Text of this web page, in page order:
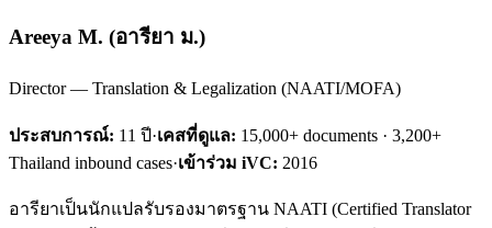
Areeya M. (อารียา ม.)
Director — Translation & Legalization (NAATI/MOFA)
ประสบการณ์: 11 ปี·เคสที่ดูแล: 15,000+ documents · 3,200+
Thailand inbound cases·เข้าร่วม iVC: 2016
อารียาเป็นนักแปลรับรองมาตรฐาน NAATI (Certified Translator